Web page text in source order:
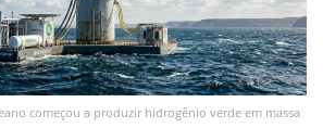
começou a produzir hidrogênio verde em massa